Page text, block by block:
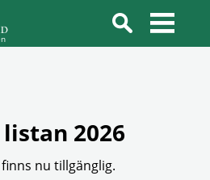
2026
finns nu tillgänglig.